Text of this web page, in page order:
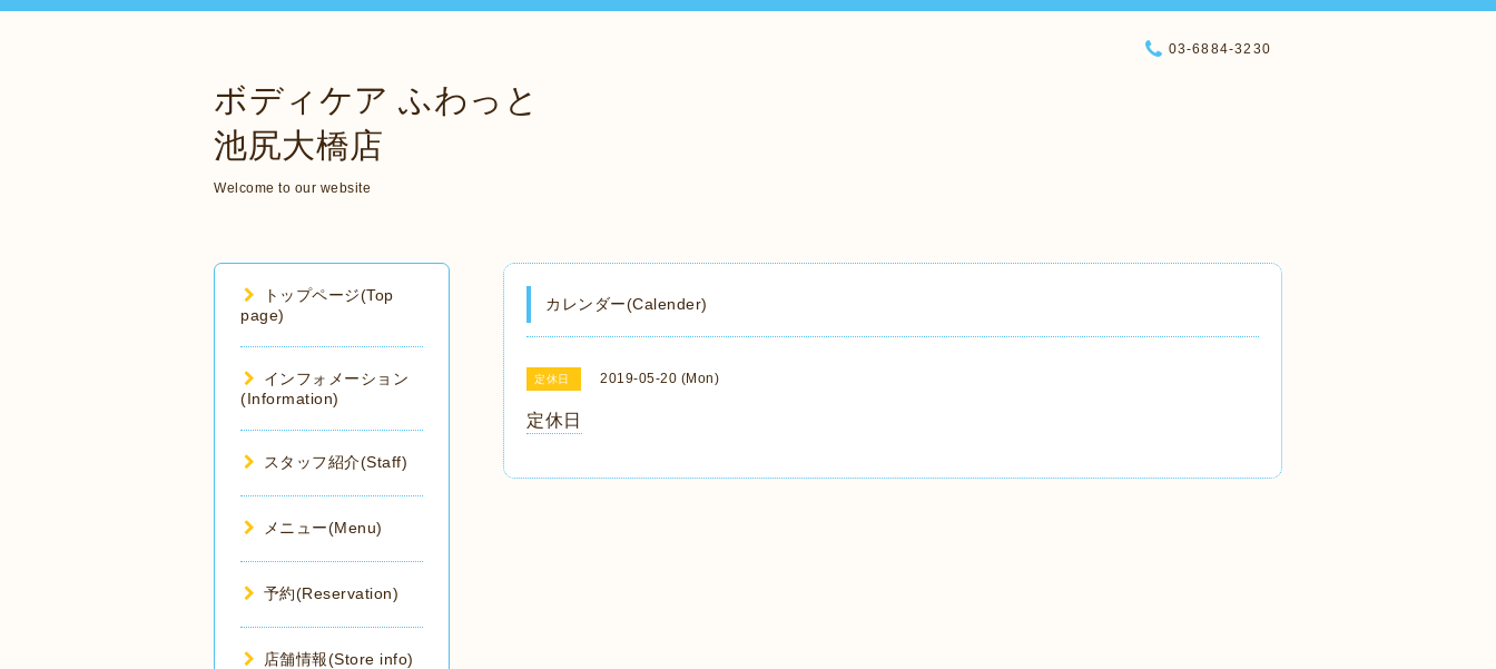
ボディケア ふわっと
池尻大橋店
Welcome to our website
03-6884-3230
カレンダー(Calender)
定休日 2019-05-20 (Mon)
定休日
トップページ(Top
page)
インフォメーション
(Information)
スタッフ紹介(Staff)
メニュー(Menu)
予約(Reservation)
店舗情報(Store info)